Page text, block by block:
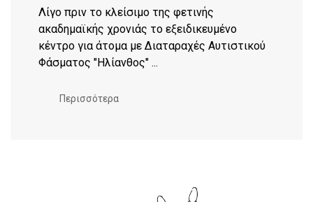
Λίγο πριν το κλείσιμο της φετινής
ακαδημαϊκής χρονιάς το εξειδικευμένο
κέντρο για άτομα με Διαταραχές Αυτιστικού
Φάσματος "Ηλίανθος" ...
Περισσότερα